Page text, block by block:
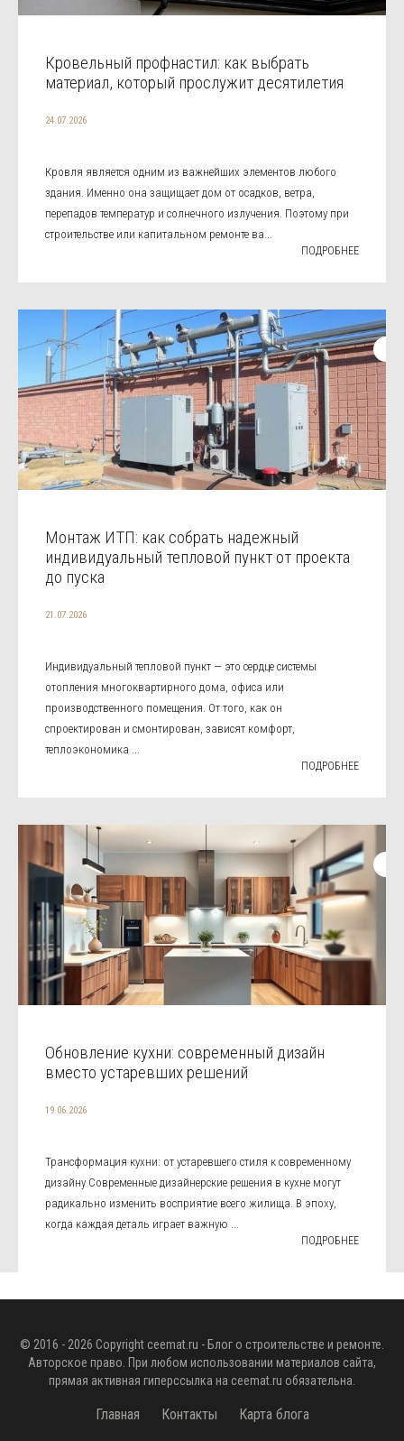
Кровельный профнастил: как выбрать
материал, который прослужит десятилетия
24.07.2026
Кровля является одним из важнейших элементов любого
здания. Именно она защищает дом от осадков, ветра,
перепадов температур и солнечного излучения. Поэтому при
строительстве или капитальном ремонте ва...
ПОДРОБНЕЕ
Монтаж ИТП: как собрать надежный
индивидуальный тепловой пункт от проекта
до пуска
21.07.2026
Индивидуальный тепловой пункт — это сердце системы
отопления многоквартирного дома, офиса или
производственного помещения. От того, как он
спроектирован и смонтирован, зависят комфорт,
теплоэкономика ...
ПОДРОБНЕЕ
Обновление кухни: современный дизайн
вместо устаревших решений
19.06.2026
Трансформация кухни: от устаревшего стиля к современному
дизайну Современные дизайнерские решения в кухне могут
радикально изменить восприятие всего жилища. В эпоху,
когда каждая деталь играет важную ...
ПОДРОБНЕЕ
© 2016 - 2026 Copyright ceemat.ru - Блог о строительстве и ремонте.
Авторское право. При любом использовании материалов сайта,
прямая активная гиперссылка на ceemat.ru обязательна.
Главная Контакты Карта блога